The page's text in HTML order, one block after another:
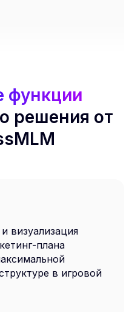
функции
решения от
визуализация
плана
в игровой